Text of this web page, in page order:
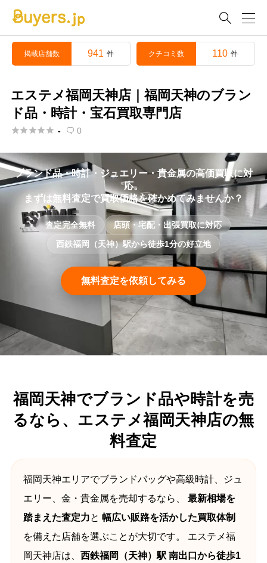

掲載店舗数 941 件 クチコミ数 110 件
エステメ福岡天神店｜福岡天神のブラン
ド品・時計・宝石買取専門店
 -  0
ブランド品・時計・ジュエリー・貴金属の高価買取に対
応。
まずは無料査定で買取価格を確かめてみませんか？
査定完全無料
店頭・宅配・出張買取に対応
西鉄福岡（天神）駅から徒歩1分の好立地
無料査定を依頼してみる
福岡天神でブランド品や時計を売
るなら、エステメ福岡天神店の無
料査定
福岡天神エリアでブランドバッグや高級時計、ジュ
エリー、金・貴金属を売却するなら、 最新相場を
踏まえた査定力と 幅広い販路を活かした買取体制
を備えた店舗を選ぶことが大切です。 エステメ福
岡天神店は、 西鉄福岡（天神）駅 南出口から徒歩1